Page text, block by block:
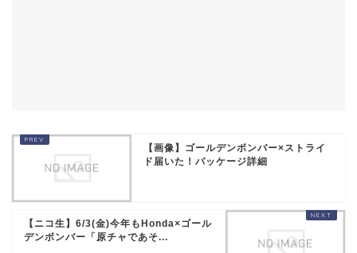
【画像】ゴールデンボンバー×ストライ
ド届いた！パッケージ詳細
【ニコ生】6/3(金)今年もHonda×ゴール
デンボンバー「原チャであそ...